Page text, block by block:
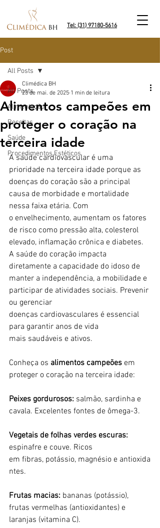
Tel: (31) 97180-5616
Post
All Posts
Alimentação
Receitas
Saúde
Procedimentos Estéticos
All Posts
Alimentos campeões em
proteger o coração na
terceira idade
Climédica BH
23 de mai. de 2025 1 min de leitura
A saúde cardiovascular é uma
prioridade na terceira idade porque as
doenças do coração são a principal
causa de morbidade e mortalidade
nessa faixa etária. Com
o envelhecimento, aumentam os fatores
de risco como pressão alta, colesterol
elevado, inflamação crônica e diabetes.
A saúde do coração impacta
diretamente a capacidade do idoso de
manter a independência, a mobilidade e
participar de atividades sociais. Prevenir
ou gerenciar
doenças cardiovasculares é essencial
para garantir anos de vida
mais saudáveis e ativos.
Conheça os alimentos campeões em
proteger o coração na terceira idade:
Peixes gordurosos: salmão, sardinha e
cavala. Excelentes fontes de ômega-3.
Vegetais de folhas verdes escuras:
espinafre e couve. Ricos
em fibras, potássio, magnésio e antioxida
ntes.
Frutas macias: bananas (potássio),
frutas vermelhas (antioxidantes) e
laranjas (vitamina C).